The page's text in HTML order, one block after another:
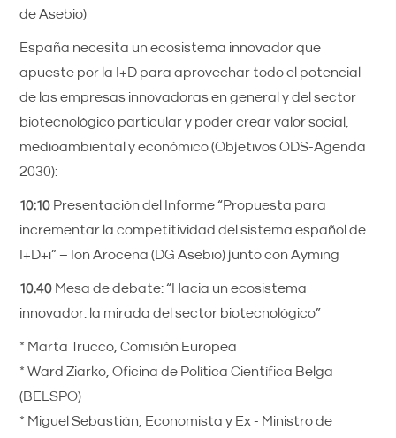
de Asebio)
España necesita un ecosistema innovador que
apueste por la I+D para aprovechar todo el potencial
de las empresas innovadoras en general y del sector
biotecnológico particular y poder crear valor social,
medioambiental y económico (Objetivos ODS-Agenda
2030):
10:10 Presentación del Informe “Propuesta para
incrementar la competitividad del sistema español de
I+D+i” – Ion Arocena (DG Asebio) junto con Ayming
10.40 Mesa de debate: “Hacia un ecosistema
innovador: la mirada del sector biotecnológico”
* Marta Trucco, Comisión Europea
* Ward Ziarko, Oficina de Política Científica Belga
(BELSPO)
* Miguel Sebastián, Economista y Ex - Ministro de